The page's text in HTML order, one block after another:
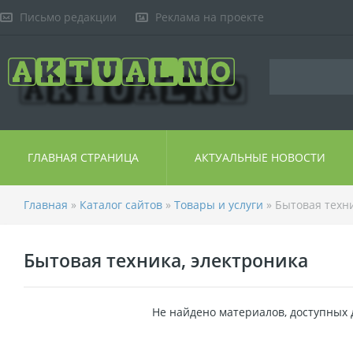
Письмо редакции Реклама на проекте
ГЛАВНАЯ СТРАНИЦА АКТУАЛЬНЫЕ НОВОСТИ
Главная » Каталог сайтов » Товары и услуги » Бытовая
Бытовая техника, электроника
Не найдено материалов, доступных